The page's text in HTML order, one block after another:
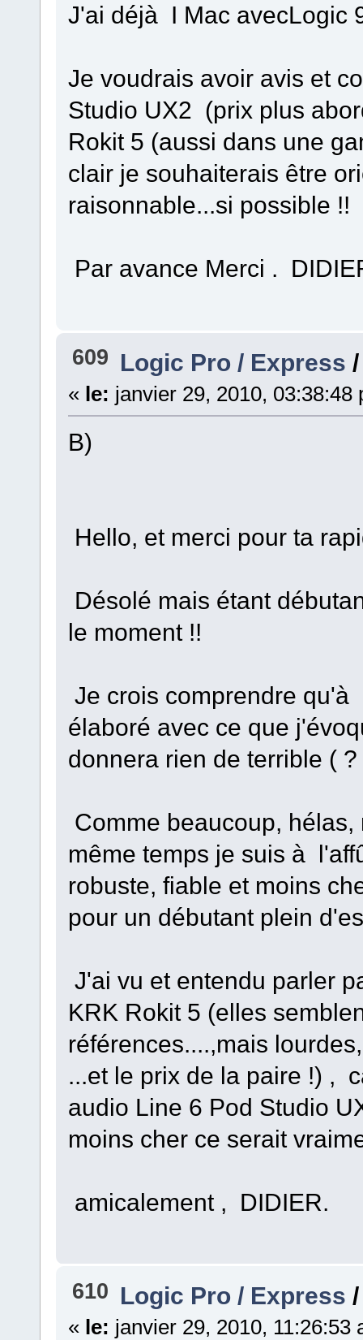
J'ai déjà I Mac avecLogic
Je voudrais avoir avis et
Studio UX2 (prix plus
Rokit 5 (aussi dans une
clair je souhaiterais être
raisonnable...si possible !!
Par avance Merci .
609 Logic Pro / Express
« le: janvier 29, 2010, 03:38:48
B)
Hello, et merci pour ta
Désolé mais étant
le moment !!
Je crois comprendre
élaboré avec ce que
donnera rien de terrible ( ?
Comme beaucoup,
même temps je suis à
robuste, fiable et moins
pour un débutant plein
J'ai vu et entendu parler
KRK Rokit 5 (elles
références....,mais
...et le prix de la paire !) ,
audio Line 6 Pod Studio
moins cher ce serait
amicalement , DIDIER.
610 Logic Pro / Express
« le: janvier 29, 2010, 11:26:53